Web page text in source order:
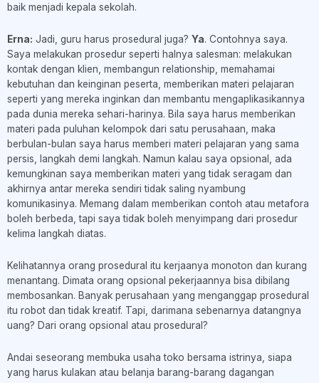
baik menjadi kepala sekolah.
Erna: Jadi, guru harus prosedural juga? Ya. Contohnya saya.
Saya melakukan prosedur seperti halnya salesman: melakukan
kontak dengan klien, membangun relationship, memahamai
kebutuhan dan keinginan peserta, memberikan materi pelajaran
seperti yang mereka inginkan dan membantu mengaplikasikannya
pada dunia mereka sehari-harinya. Bila saya harus memberikan
materi pada puluhan kelompok dari satu perusahaan, maka
berbulan-bulan saya harus memberi materi pelajaran yang sama
persis, langkah demi langkah. Namun kalau saya opsional, ada
kemungkinan saya memberikan materi yang tidak seragam dan
akhirnya antar mereka sendiri tidak saling nyambung
komunikasinya. Memang dalam memberikan contoh atau metafora
boleh berbeda, tapi saya tidak boleh menyimpang dari prosedur
kelima langkah diatas.
Kelihatannya orang prosedural itu kerjaanya monoton dan kurang
menantang. Dimata orang opsional pekerjaannya bisa dibilang
membosankan. Banyak perusahaan yang menganggap prosedural
itu robot dan tidak kreatif. Tapi, darimana sebenarnya datangnya
uang? Dari orang opsional atau prosedural?
Andai seseorang membuka usaha toko bersama istrinya, siapa
yang harus kulakan atau belanja barang-barang dagangan